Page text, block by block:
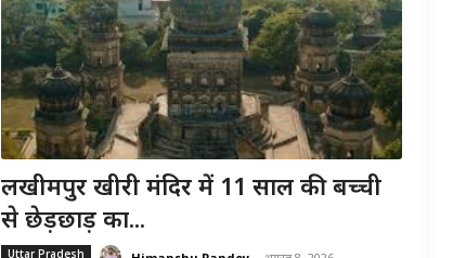
लखीमपुर खीरी मंदिर में 11 साल की बच्ची
से छेड़छाड़ का...
Uttar Pradesh